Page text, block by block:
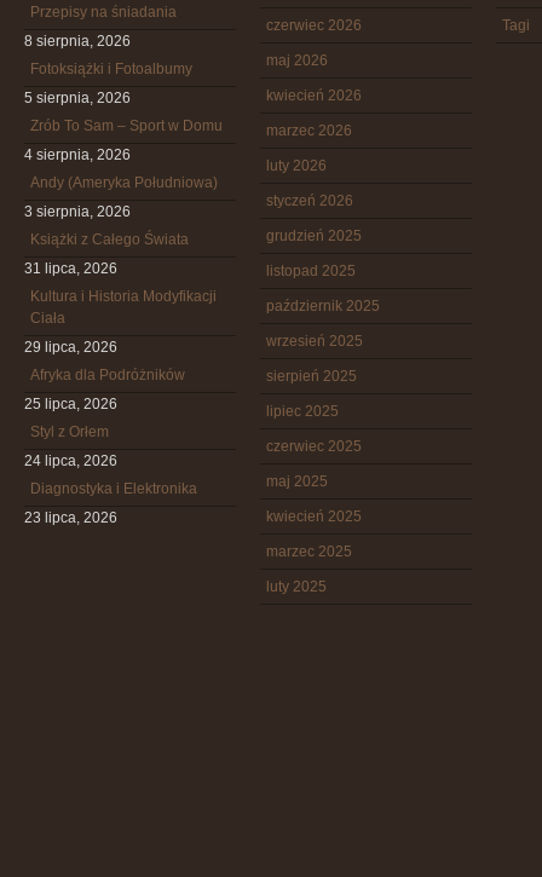
Przepisy na śniadania
8 sierpnia, 2026
Fotoksiążki i Fotoalbumy
5 sierpnia, 2026
Zrób To Sam – Sport w Domu
4 sierpnia, 2026
Andy (Ameryka Południowa)
3 sierpnia, 2026
Książki z Całego Świata
31 lipca, 2026
Kultura i Historia Modyfikacji
Ciała
29 lipca, 2026
Afryka dla Podróżników
25 lipca, 2026
Styl z Orłem
24 lipca, 2026
Diagnostyka i Elektronika
23 lipca, 2026
czerwiec 2026
maj 2026
kwiecień 2026
marzec 2026
luty 2026
styczeń 2026
grudzień 2025
listopad 2025
październik 2025
wrzesień 2025
sierpień 2025
lipiec 2025
czerwiec 2025
maj 2025
kwiecień 2025
marzec 2025
luty 2025
Tagi